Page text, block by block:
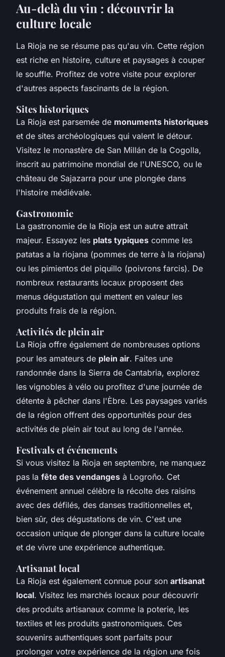
Au-delà du vin : découvrir la
culture locale
La Rioja ne se résume pas qu'au vin. Cette région
est riche en histoire, culture et paysages à couper
le souffle. Profitez de votre visite pour explorer
d'autres aspects fascinants de la région.
Sites historiques
La Rioja est parsemée de monuments historiques
et de sites archéologiques qui valent le détour.
Visitez le monastère de San Millán de la Cogolla,
inscrit au patrimoine mondial de l'UNESCO, ou le
château de Sajazarra pour une plongée dans
l'histoire médiévale.
Gastronomie
La gastronomie de la Rioja est un autre attrait
majeur. Essayez les plats typiques comme les
patatas a la riojana (pommes de terre à la riojana)
ou les pimientos del piquillo (poivrons farcis). De
nombreux restaurants locaux proposent des
menus dégustation qui mettent en valeur les
produits frais de la région.
Activités de plein air
La Rioja offre également de nombreuses options
pour les amateurs de plein air. Faites une
randonnée dans la Sierra de Cantabria, explorez
les vignobles à vélo ou profitez d'une journée de
détente à pêcher dans l'Èbre. Les paysages variés
de la région offrent des opportunités pour des
activités de plein air tout au long de l'année.
Festivals et événements
Si vous visitez la Rioja en septembre, ne manquez
pas la fête des vendanges à Logroño. Cet
événement annuel célèbre la récolte des raisins
avec des défilés, des danses traditionnelles et,
bien sûr, des dégustations de vin. C'est une
occasion unique de plonger dans la culture locale
et de vivre une expérience authentique.
Artisanat local
La Rioja est également connue pour son artisanat
local. Visitez les marchés locaux pour découvrir
des produits artisanaux comme la poterie, les
textiles et les produits gastronomiques. Ces
souvenirs authentiques sont parfaits pour
prolonger votre expérience de la région une fois